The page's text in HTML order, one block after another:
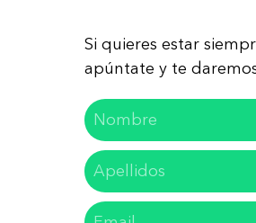
Si quieres estar
apúntate y te